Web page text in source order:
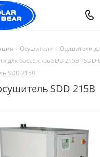
- Осушители - Осушители
для бассейнов SDD 215B - SDD
SDD 215B
SDD 215B